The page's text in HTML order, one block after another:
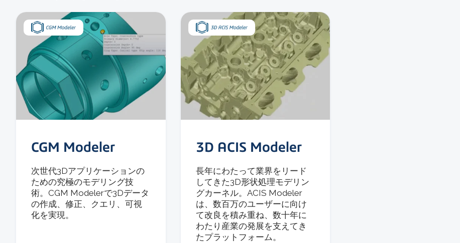
CGM Modeler
次世代3Dアプリケーションの
ための究極のモデリング技
術。CGM Modelerで3Dデータ
の作成、修正、クエリ、可視
化を実現。
3D ACIS Modeler
長年にわたって業界をリード
してきた3D形状処理モデリン
グカーネル。ACIS Modeler
は、数百万のユーザーに向け
て改良を積み重ね、数十年に
わたり産業の発展を支えてき
たプラットフォーム。